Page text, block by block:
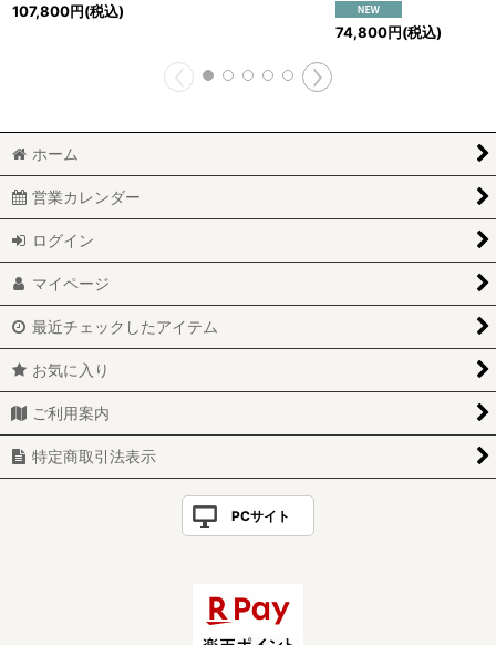
107,800円(税込)
74,800円(税込)
ホーム
営業カレンダー
ログイン
マイページ
最近チェックしたアイテム
お気に入り
ご利用案内
特定商取引法表示
PCサイト